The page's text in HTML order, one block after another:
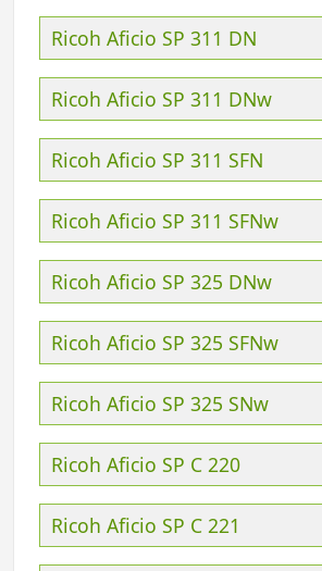
Ricoh Aficio SP 311 DN
Ricoh Aficio SP 311 DNw
Ricoh Aficio SP 311 SFN
Ricoh Aficio SP 311 SFNw
Ricoh Aficio SP 325 DNw
Ricoh Aficio SP 325 SFNw
Ricoh Aficio SP 325 SNw
Ricoh Aficio SP C 220
Ricoh Aficio SP C 221